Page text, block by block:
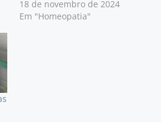
18 de novembro de 2024
Em "Homeopatia"